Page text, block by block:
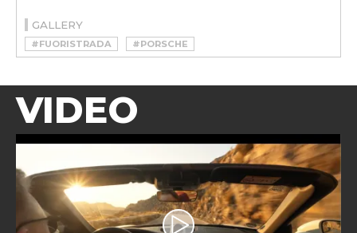
GALLERY
#FUORISTRADA #PORSCHE
VIDEO